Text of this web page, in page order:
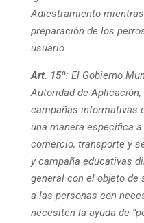
Adiestramiento
preparación de los
usuario.
Art. 15º: El Gobierno
Autoridad de
campañas informativas
una manera especifica
comercio, transporte y
y campaña educativas
general con el objeto
a las personas con
necesiten la ayuda de